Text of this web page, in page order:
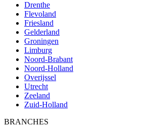
Drenthe
Flevoland
Friesland
Gelderland
Groningen
Limburg
Noord-Brabant
Noord-Holland
Overijssel
Utrecht
Zeeland
Zuid-Holland
BRANCHES